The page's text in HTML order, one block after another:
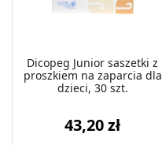
Dicopeg Junior saszetki z
proszkiem na zaparcia dla
dzieci, 30 szt.
43,20 zł